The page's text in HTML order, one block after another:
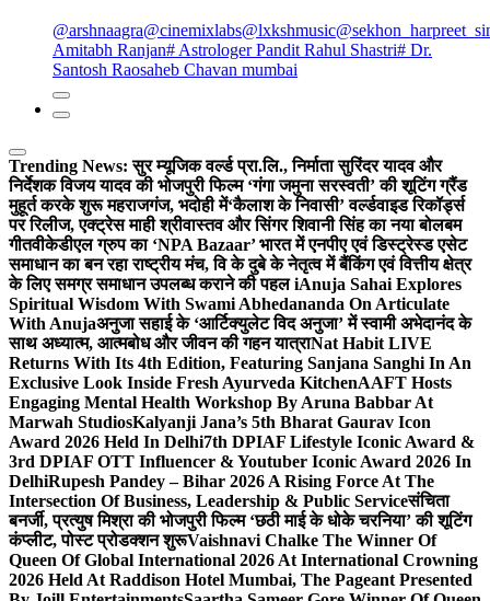
@arshnaagra@cinemixlabs@lxkshmusic
Amitabh Ranjan# Astrologer Pandit Rahul Shastri# Dr.
Santosh Raosaheb Chavan mumbai
Trending News: सुर म्यूजिक वर्ल्ड प्रा.लि., निर्माता सुरिंदर यादव और
निर्देशक विजय यादव की भोजपुरी फिल्म ‘गंगा जमुना सरस्वती’ की शूटिंग ग्रैंड
मुहूर्त करके शुरू महराजगंज, भदोही में‘कैलाश के निवासी’ वर्ल्डवाइड रिकॉर्ड्स
पर रिलीज, एक्ट्रेस माही श्रीवास्तव और सिंगर शिवानी सिंह का नया बोलबम
गीतवीकेडीएल ग्रुप का ‘NPA Bazaar’ भारत में एनपीए एवं डिस्ट्रेस्ड एसेट
समाधान का बन रहा राष्ट्रीय मंच, वि के दुबे के नेतृत्व में बैंकिंग एवं वित्तीय क्षेत्र
के लिए समग्र समाधान उपलब्ध कराने की पहल iAnuja Sahai Explores
Spiritual Wisdom With Swami Abhedananda On Articulate
With Anujaअनुजा सहाई के ‘आर्टिक्युलेट विद अनुजा’ में स्वामी अभेदानंद के
साथ अध्यात्म, आत्मबोध और जीवन की गहन यात्राNat Habit LIVE
Returns With Its 4th Edition, Featuring Sanjana Sanghi In An
Exclusive Look Inside Fresh Ayurveda KitchenAAFT Hosts
Engaging Mental Health Workshop By Aruna Babbar At
Marwah StudiosKalyanji Jana’s 5th Bharat Gaurav Icon
Award 2026 Held In Delhi7th DPIAF Lifestyle Iconic Award &
3rd DPIAF OTT Influencer & Youtuber Iconic Award 2026 In
DelhiRupesh Pandey – Bihar 2026 A Rising Force At The
Intersection Of Business, Leadership & Public Serviceसंचिता
बनर्जी, प्रत्युष मिश्रा की भोजपुरी फिल्म ‘छठी माई के धोके चरनिया’ की शूटिंग
कंप्लीट, पोस्ट प्रोडक्शन शुरूVaishnavi Chalke The Winner Of
Queen Of Global International 2026 At International Crowning
2026 Held At Raddison Hotel Mumbai, The Pageant Presented